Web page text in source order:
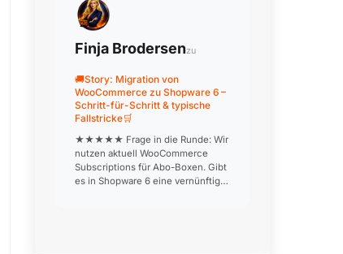
Finja Brodersenzu
🚚Story: Migration von
WooCommerce zu Shopware 6 –
Schritt-für-Schritt & typische
Fallstricke🛒
★★★★★ Frage in die Runde: Wir
nutzen aktuell WooCommerce
Subscriptions für Abo-Boxen. Gibt
es in Shopware 6 eine vernünftige